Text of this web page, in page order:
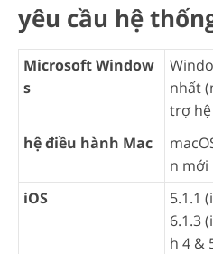
yêu cầu hệ
Microsoft Window
s
nhất
trợ
hệ điều hành Mac
n mới
iOS
5.1.1
6.1.3
h 4 &